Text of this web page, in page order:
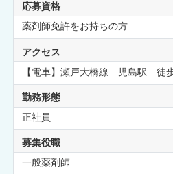
応募資格
薬剤師免許をお持ちの方
アクセス
【電車】瀬戸大橋線 児島駅 徒
勤務形態
正社員
募集役職
一般薬剤師